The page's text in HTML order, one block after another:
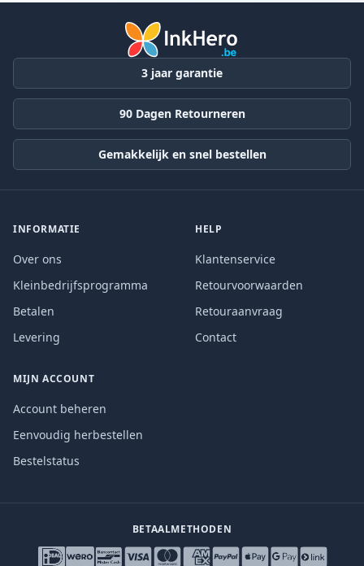
3 jaar garantie
90 Dagen Retourneren
Gemakkelijk en snel bestellen
INFORMATIE
Over ons
Kleinbedrijfsprogramma
Betalen
Levering
HELP
Klantenservice
Retourvoorwaarden
Retouraanvraag
Contact
MIJN ACCOUNT
Account beheren
Eenvoudig herbestellen
Bestelstatus
BETAALMETHODEN